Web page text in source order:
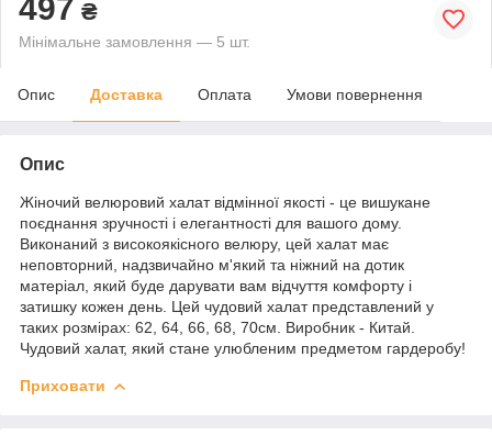
497 ₴
Мінімальне замовлення — 5 шт.
Опис Доставка Оплата Умови повернення
Опис
Жіночий велюровий халат відмінної якості - це вишукане
поєднання зручності і елегантності для вашого дому.
Виконаний з високоякісного велюру, цей халат має
неповторний, надзвичайно м'який та ніжний на дотик
матеріал, який буде дарувати вам відчуття комфорту і
затишку кожен день. Цей чудовий халат представлений у
таких розмірах: 62, 64, 66, 68, 70см. Виробник - Китай.
Чудовий халат, який стане улюбленим предметом гардеробу!
Приховати